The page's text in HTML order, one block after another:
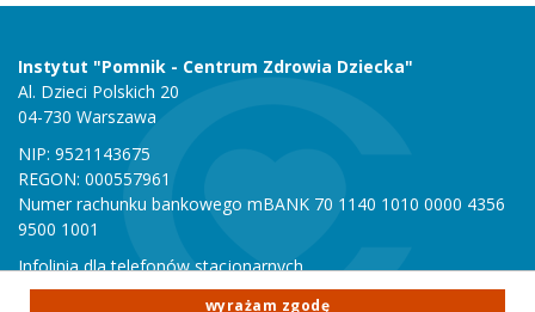
Instytut "Pomnik - Centrum Zdrowia Dziecka"
Al. Dzieci Polskich 20
04-730 Warszawa
NIP: 9521143675
REGON: 000557961
Numer rachunku bankowego mBANK 70 1140 1010 0000 4356
9500 1001
Infolinia dla telefonów stacjonarnych
801 051 000
wyrażam zgodę